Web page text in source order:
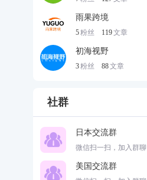
雨果跨境
5粉丝 119文章
初海视野
3粉丝 88文章
社群
日本交流群
微信扫一扫，加入群聊
美国交流群